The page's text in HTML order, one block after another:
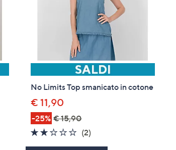
No Limits Top smanicato in cotone
€ 11,90
-25% € 15,90
2.0
(2)